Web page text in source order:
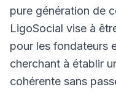
pure génération de
LigoSocial vise à
pour les fondateurs
cherchant à établir
cohérente sans